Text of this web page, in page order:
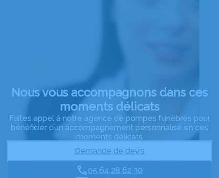
Nous vous accompagnons dans ces
moments délicats
Faites appel à notre agence de pompes funèbres pour
bénéficier d’un accompagnement personnalisé en ces
moments délicats
Demande de devis
05 64 28 62 30